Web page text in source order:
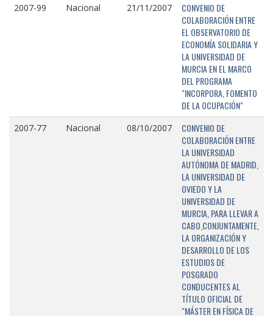
2007-99 Nacional 21/11/2007
CONVENIO DE
COLABORACIÓN ENTRE
EL OBSERVATORIO DE
ECONOMÍA SOLIDARIA Y
LA UNIVERSIDAD DE
MURCIA EN EL MARCO
DEL PROGRAMA
"INCORPORA, FOMENTO
DE LA OCUPACIÓN"
2007-77 Nacional 08/10/2007
CONVENIO DE
COLABORACIÓN ENTRE
LA UNIVERSIDAD
AUTÓNOMA DE MADRID,
LA UNIVERSIDAD DE
OVIEDO Y LA
UNIVERSIDAD DE
MURCIA, PARA LLEVAR A
CABO,CONJUNTAMENTE,
LA ORGANIZACIÓN Y
DESARROLLO DE LOS
ESTUDIOS DE
POSGRADO
CONDUCENTES AL
TÍTULO OFICIAL DE
"MÁSTER EN FÍSICA DE